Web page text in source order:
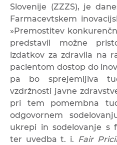
Slovenije (ZZZS), je
Farmacevtskem
»Premostitev
predstavil možne
izdatkov za zdravila na
pacientom dostop do
pa bo sprejemljiva
vzdržnosti javne
pri tem pomembna
odgovornem
ukrepi in sodelovanje s
ter uvedba t. i. Fair